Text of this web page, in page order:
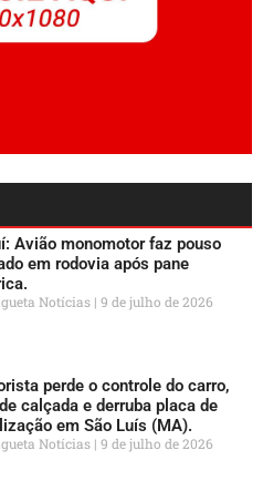
Avião monomotor faz pouso
em rodovia após pane
Notícias 9 de julho de 2026
perde o controle do carro,
calçada e derruba placa de
em São Luís (MA).
Notícias 9 de julho de 2026